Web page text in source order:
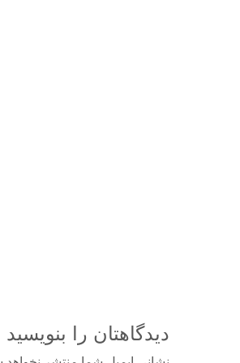
دیدگاهتان را بنویسید